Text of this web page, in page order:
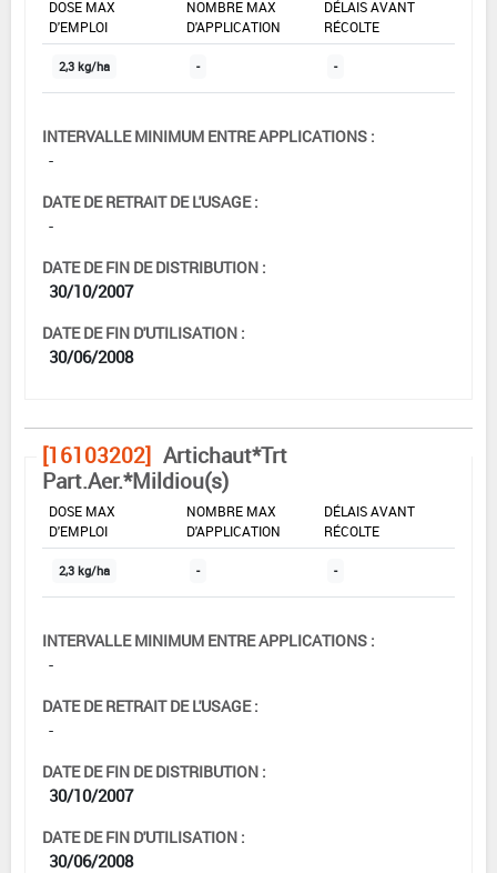
DOSE MAX
D'EMPLOI
NOMBRE MAX
D'APPLICATION
DÉLAIS AVANT
RÉCOLTE
2,3 kg/ha - -
INTERVALLE MINIMUM ENTRE APPLICATIONS :
-
DATE DE RETRAIT DE L'USAGE :
-
DATE DE FIN DE DISTRIBUTION :
30/10/2007
DATE DE FIN D'UTILISATION :
30/06/2008
[16103202] Artichaut*Trt
Part.Aer.*Mildiou(s)
DOSE MAX
D'EMPLOI
NOMBRE MAX
D'APPLICATION
DÉLAIS AVANT
RÉCOLTE
2,3 kg/ha - -
INTERVALLE MINIMUM ENTRE APPLICATIONS :
-
DATE DE RETRAIT DE L'USAGE :
-
DATE DE FIN DE DISTRIBUTION :
30/10/2007
DATE DE FIN D'UTILISATION :
30/06/2008